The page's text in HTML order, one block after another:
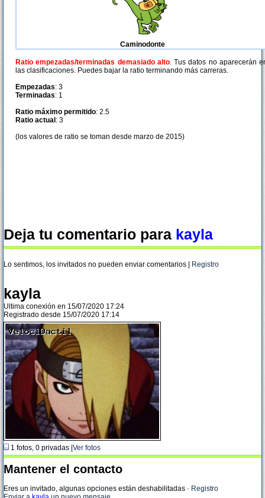
Caminodonte
Ratio empezadas/terminadas demasiado alto. Tus datos no aparecerán
las clasificaciones. Puedes bajar la ratio terminando más carreras.
Empezadas: 3
Terminadas: 1
Ratio máximo permitido: 2.5
Ratio actual : 3
(los valores de ratio se toman desde marzo de 2015)
Deja tu comentario para kayla
Lo sentimos, los invitados no pueden enviar comentarios | Registro
kayla
Ultima conexión en 15/07/2020 17:24
Registrado desde 15/07/2020 17:14
1 fotos, 0 privadas | Ver fotos
Mantener el contacto
Eres un invitado, algunas opciones están deshabilitadas · Registro